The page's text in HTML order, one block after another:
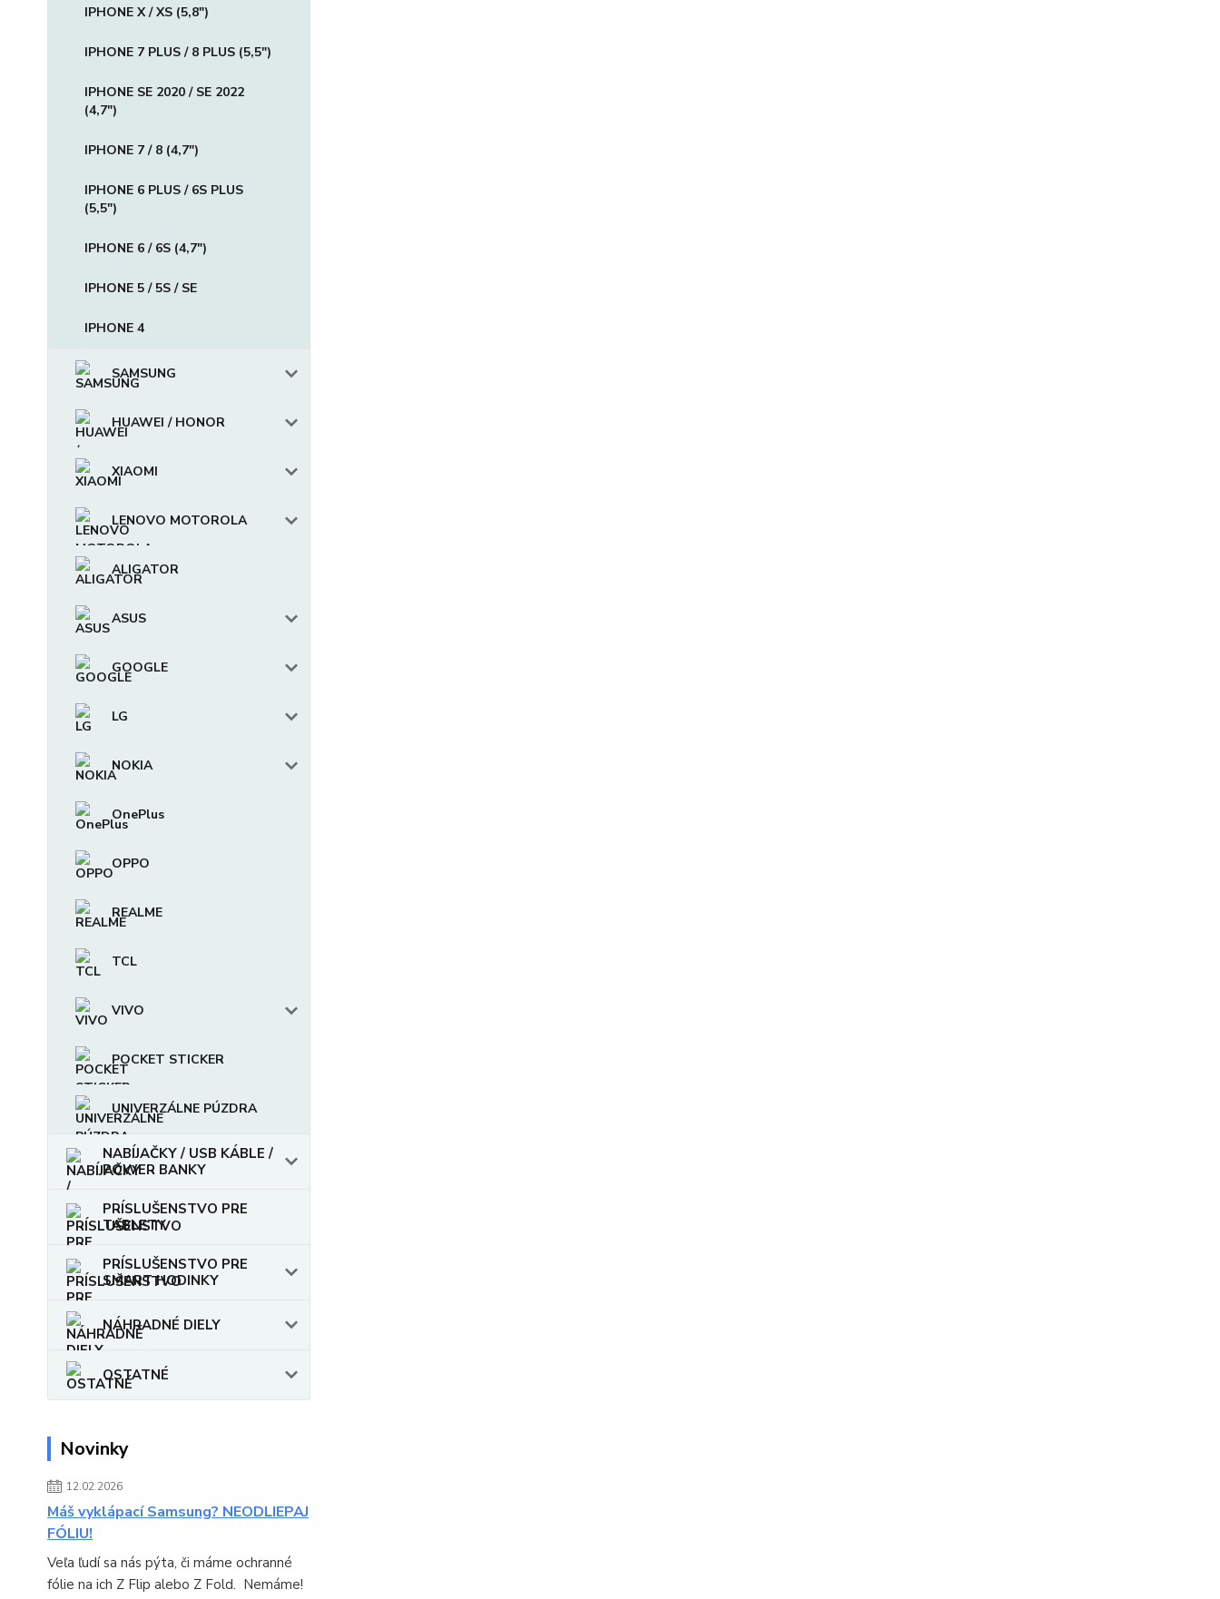
IPHONE X / XS (5,8")
IPHONE 7 PLUS / 8 PLUS (5,5")
IPHONE SE 2020 / SE 2022
(4,7")
IPHONE 7 / 8 (4,7")
IPHONE 6 PLUS / 6S PLUS
(5,5")
IPHONE 6 / 6S (4,7")
IPHONE 5 / 5S / SE
IPHONE 4
SAMSUNG
HUAWEI / HONOR
XIAOMI
LENOVO MOTOROLA
ALIGATOR
ASUS
GOOGLE
LG
NOKIA
OnePlus
OPPO
REALME
TCL
VIVO
POCKET STICKER
UNIVERZÁLNE PÚZDRA
NABÍJAČKY / USB KÁBLE /
POWER BANKY
PRÍSLUŠENSTVO PRE
TABLETY
PRÍSLUŠENSTVO PRE
SMART HODINKY
NÁHRADNÉ DIELY
OSTATNÉ
Novinky
12.02.2026
Máš vyklápací Samsung? NEODLIEPAJ
FÓLIU!
Veľa ľudí sa nás pýta, či máme ochranné
fólie na ich Z Flip alebo Z Fold. Nemáme!